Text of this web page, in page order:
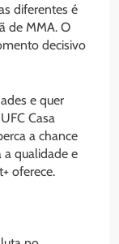
diferentes é
de MMA. O
decisivo
e quer
Casa
a chance
a qualidade e
oferece.